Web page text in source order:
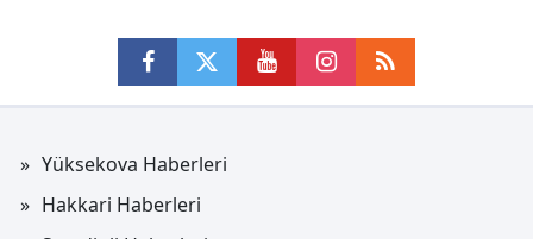
Yüksekova Haberleri
Hakkari Haberleri